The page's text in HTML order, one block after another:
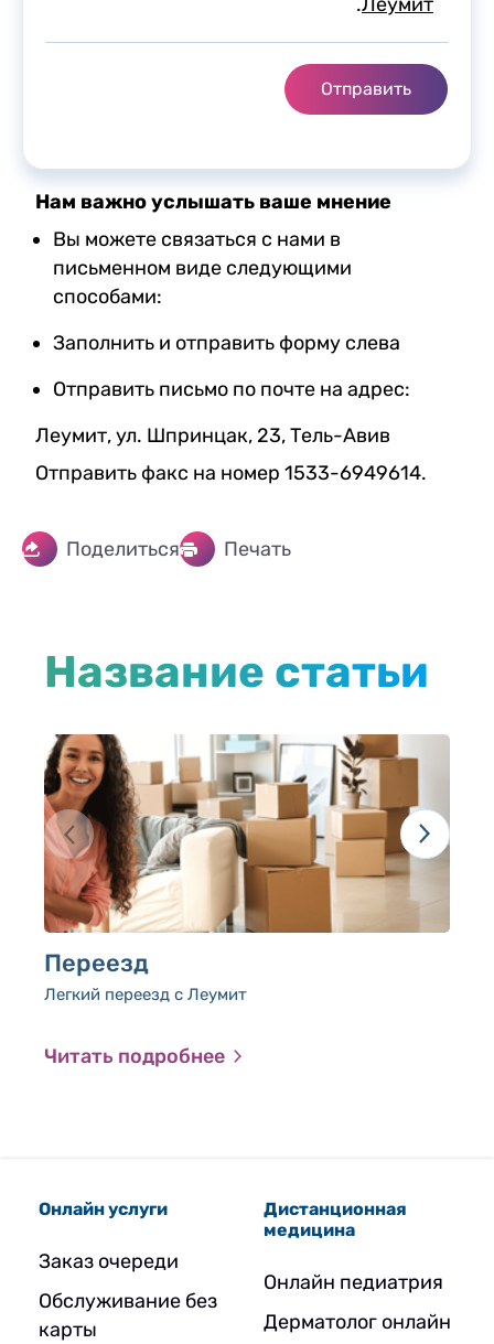
Нам важно услышать ваше мнение
Вы можете связаться с нами в
письменном виде следующими
способами:
Заполнить и отправить форму слева
Отправить письмо по почте на адрес:
Леумит, ул. Шпринцак, 23, Тель-Авив
Отправить факс на номер 1533-6949614.
Поделиться Печать
Название статьи
Переезд
Легкий переезд с Леумит
Читать подробнее
Онлайн услуги
Заказ очереди
Обслуживание без
карты
Дистанционная
медицина
Онлайн педиатрия
Дерматолог онлайн